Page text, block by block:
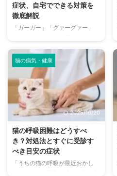
症状、自宅でできる対策を
徹底解説
「ガーガー」「グァーグァー」
いた咳をする愛犬の姿に、不安を
感じたことはありませんか？その
症状は、もしかすると気管虚脱か
もしれません。 気管虚脱は、気
管の軟骨が弱くなり、呼吸のたび
に気管がつぶれてしまう病気で
す。特に小型犬に多く見られ、進
行すると呼吸困難に陥ることもあ
ります。 この記事では、気管虚
脱の原因や症状、治療法、そして
自宅でできる予防策やケアの方法
について、飼い主さんが知ってお
くべき情報をまとめました。愛犬
猫の病気・健康
2025/10/20
猫の呼吸困難はどうすべ
き？対処法とすぐに受診す
べき目安の症状
「うちの猫の呼吸が最近おかし